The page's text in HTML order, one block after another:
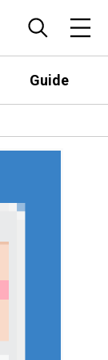
Guide